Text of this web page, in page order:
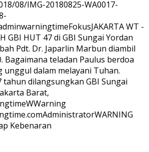
08/IMG-20180825-WA0017-
FokusJAKARTA WT -
GBI HUT 47 di GBI Sungai Yordan
Pdt. Dr. Japarlin Marbun diambil
Bagaimana teladan Paulus berdoa
dalam melayani Tuhan.
tahun dilangsungkan GBI Sungai
Barat,
WWarning
AdministratorWARNING